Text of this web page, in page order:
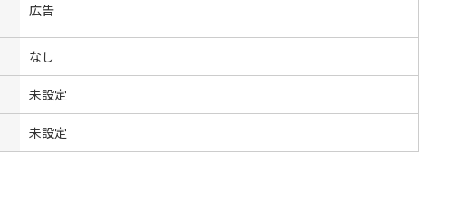
広告
なし
未設定
未設定